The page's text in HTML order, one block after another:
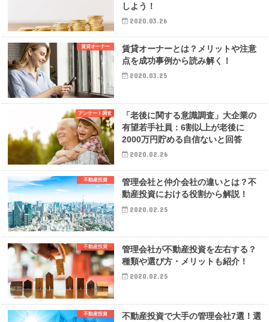
しよう！
2020.03.26
賃貸オーナー
賃貸オーナーとは？メリットや注意
点を成功事例から読み解く！
2020.03.25
アンケート調査
「老後に関する意識調査」大企業の
有望若手社員：6割以上が老後に
2000万円貯める自信ないと回答
2020.02.26
不動産投資
管理会社と仲介会社の違いとは？不
動産投資における役割から解説！
2020.02.25
不動産投資
管理会社が不動産投資を左右する？
種類や選び方・メリットも紹介！
2020.02.25
不動産投資
不動産投資で大手の管理会社7選！選